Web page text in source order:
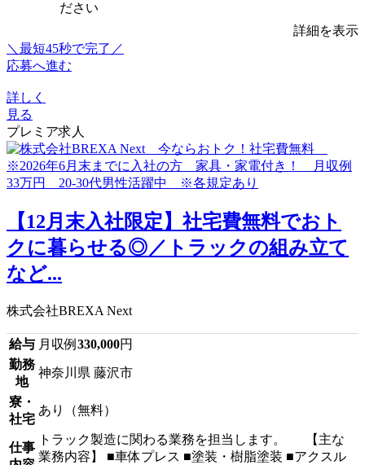
ださい
詳細を表示
＼最短45秒で完了／
応募へ進む
詳しく
見る
プレミア求人
【12月末入社限定】社宅費無料でおト
クに暮らせる◎／トラックの組み立て
など...
株式会社BREXA Next
給与 月収例 330,000円
勤務
地
神奈川県 藤沢市
寮・
社宅
あり（無料）
仕事
トラック製造に関わる業務を担当します。 【主な
業務内容】 ■車体プレス ■塗装・樹脂塗装 ■アクスル